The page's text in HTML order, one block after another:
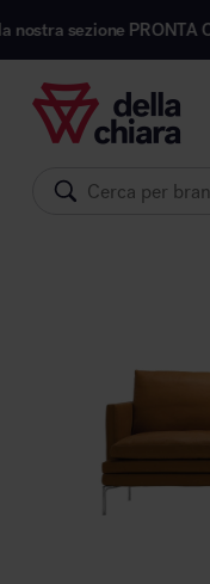
PRONTA CONSEGNA:
Prodotti
Pareti divisorie
Comfort acustico
Ambienti
Brand